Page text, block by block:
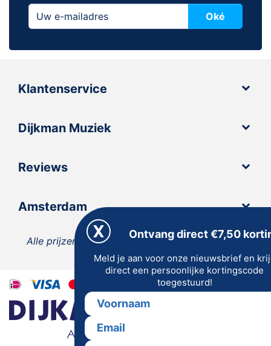
Oké
Klantenservice
Dijkman Muziek
Reviews
Amsterdam
Alle prijzen zijn inclusief 21% BTW, tenzij anders
vermeld.
Ontvang direct €7,50
Meld je aan voor onze nieuwsbrief en
direct een persoonlijke kortingscode
toegestuurd!